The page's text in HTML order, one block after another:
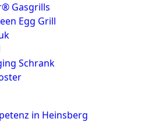
Gasgrills
Egg Grill
Schrank
in Heinsberg